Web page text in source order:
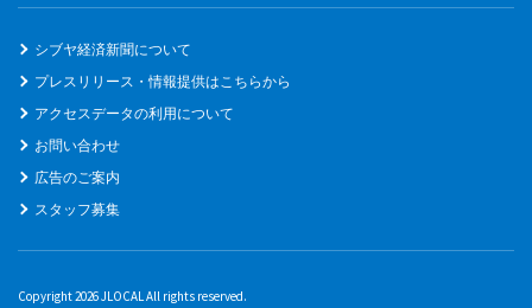
シブヤ経済新聞について
プレスリリース・情報提供はこちらから
アクセスデータの利用について
お問い合わせ
広告のご案内
スタッフ募集
Copyright 2026 JLOCAL All rights reserved.